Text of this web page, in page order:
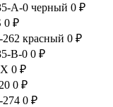
A-0 черный 0 ₽
0 ₽
красный 0 ₽
B-0 0 ₽
0 ₽
0 ₽
274 0 ₽